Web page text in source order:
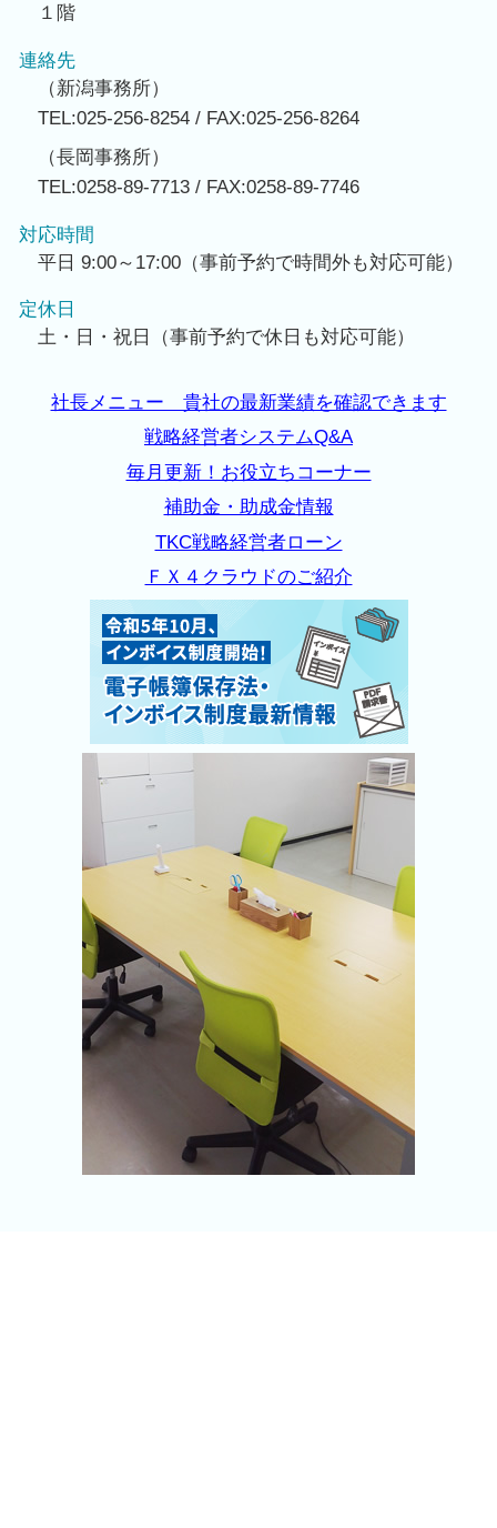
１階
連絡先
（新潟事務所）
TEL:025-256-8254 / FAX:025-256-8264
（長岡事務所）
TEL:0258-89-7713 / FAX:0258-89-7746
対応時間
平日 9:00～17:00（事前予約で時間外も対応可能）
定休日
土・日・祝日（事前予約で休日も対応可能）
社長メニュー 貴社の最新業績を確認できます
戦略経営者システムQ&A
毎月更新！お役立ちコーナー
補助金・助成金情報
TKC戦略経営者ローン
ＦＸ４クラウドのご紹介